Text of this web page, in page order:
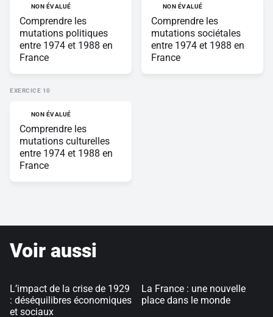
NON ÉVALUÉ
Comprendre les
mutations politiques
entre 1974 et 1988 en
France
NON ÉVALUÉ
Comprendre les
mutations sociétales
entre 1974 et 1988 en
France
EXERCICE
NON ÉVALUÉ
Comprendre les
mutations culturelles
entre 1974 et 1988 en
France
Voir aussi
L’impact de la crise de 1929
: déséquilibres économiques
et sociaux
La France : une nouvelle
place dans le monde